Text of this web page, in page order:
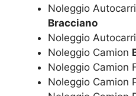
Noleggio
Bracciano
Noleggio
Noleggio Camion
Noleggio Camion
Noleggio Camion